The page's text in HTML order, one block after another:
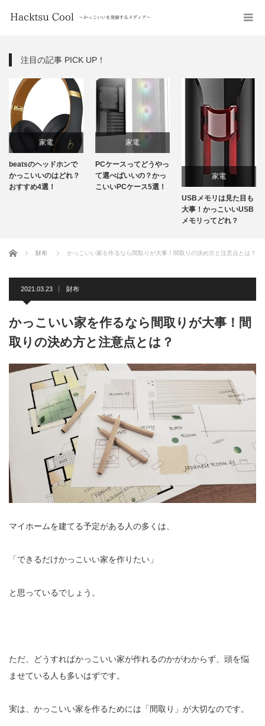
注目の記事 PICK UP！
家電
beatsのヘッドホンで
かっこいいのはどれ？
おすすめ4選！
家電
PCケースってどうやっ
て選べばいいの？かっ
こいいPCケース5選！
家電
USBメモリは見た目も
大事！かっこいいUSB
メモリってどれ？
ホーム 財布 かっこいい家を作るなら間取りが大事！間取りの決め方と注意点とは？
2021.03.23 財布
かっこいい家を作るなら間取りが大事！間
取りの決め方と注意点とは？
マイホームを建てる予定がある人の多くは、
「できるだけかっこいい家を作りたい」
と思っているでしょう。
ただ、どうすればかっこいい家が作れるのかがわからず、頭を悩
ませている人も多いはずです。
実は、かっこいい家を作るためには「間取り」が大切なのです。